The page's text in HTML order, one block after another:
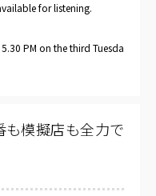
for listening.
5.30 PM on the third Tuesda
も模擬店も全力で